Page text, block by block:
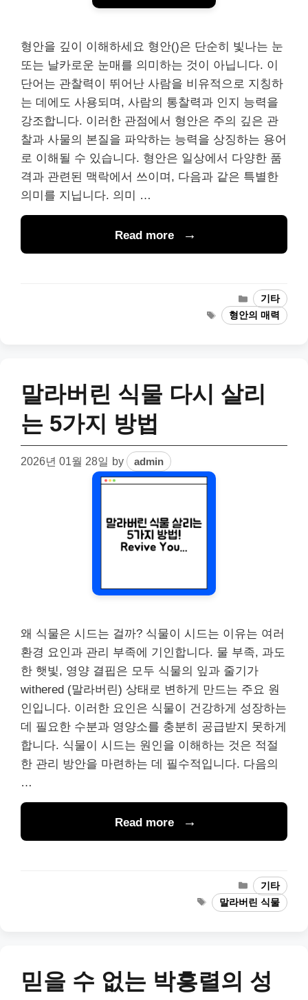
형안을 깊이 이해하세요 형안()은 단순히 빛나는 눈
또는 날카로운 눈매를 의미하는 것이 아닙니다. 이
단어는 관찰력이 뛰어난 사람을 비유적으로 지칭하
는 데에도 사용되며, 사람의 통찰력과 인지 능력을
강조합니다. 이러한 관점에서 형안은 주의 깊은 관
찰과 사물의 본질을 파악하는 능력을 상징하는 용어
로 이해될 수 있습니다. 형안은 일상에서 다양한 품
격과 관련된 맥락에서 쓰이며, 다음과 같은 특별한
의미를 지닙니다. 의미 …
Read more
Categories
기타
Tags형안의 매력
말라버린 식물 다시 살리
는 5가지 방법
2026년 01월 28일 by admin
왜 식물은 시드는 걸까? 식물이 시드는 이유는 여러
환경 요인과 관리 부족에 기인합니다. 물 부족, 과도
한 햇빛, 영양 결핍은 모두 식물의 잎과 줄기가
withered (말라버린) 상태로 변하게 만드는 주요 원
인입니다. 이러한 요인은 식물이 건강하게 성장하는
데 필요한 수분과 영양소를 충분히 공급받지 못하게
합니다. 식물이 시드는 원인을 이해하는 것은 적절
한 관리 방안을 마련하는 데 필수적입니다. 다음의
…
Read more
Categories
기타
Tags말라버린 식물
믿을 수 없는 박흥렬의 성